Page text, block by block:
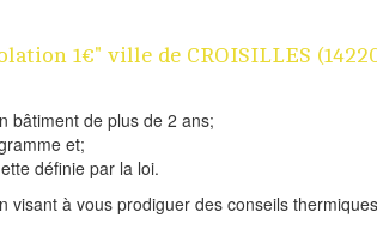
1€" ville de CROISILLES
bâtiment de plus de 2 ans;
et;
définie par la loi.
à vous prodiguer des conseils